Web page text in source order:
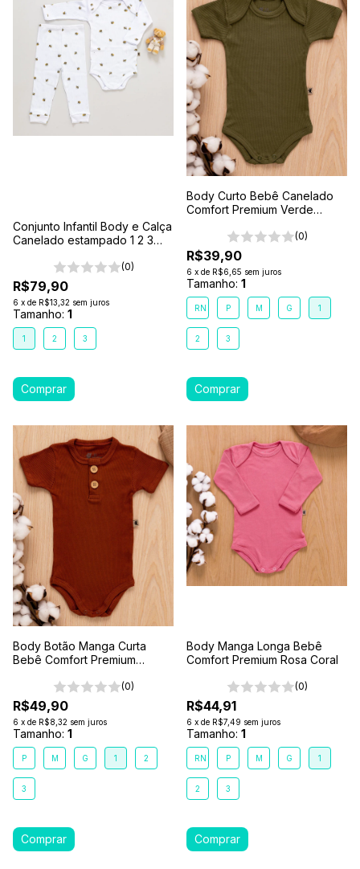
Conjunto Infantil Body e Calça
Canelado estampado 1 2 3
(0)
R$79,90
6 x de R$13,32 sem juros
Tamanho: 1
1 2 3
Body Curto Bebê Canelado
Comfort Premium Verde
(0)
R$39,90
6 x de R$6,65 sem juros
Tamanho: 1
RN P M G 1
2 3
Body Botão Manga Curta
Bebê Comfort Premium
(0)
R$49,90
6 x de R$8,32 sem juros
Tamanho: 1
P M G 1 2
3
Body Manga Longa Bebê
Comfort Premium Rosa Coral
(0)
R$44,91
6 x de R$7,49 sem juros
Tamanho: 1
RN P M G 1
2 3